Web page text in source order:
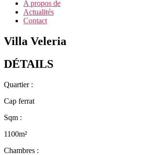
A propos de
Actualités
Contact
Villa Veleria
DÉTAILS
Quartier :
Cap ferrat
Sqm :
1100m²
Chambres :